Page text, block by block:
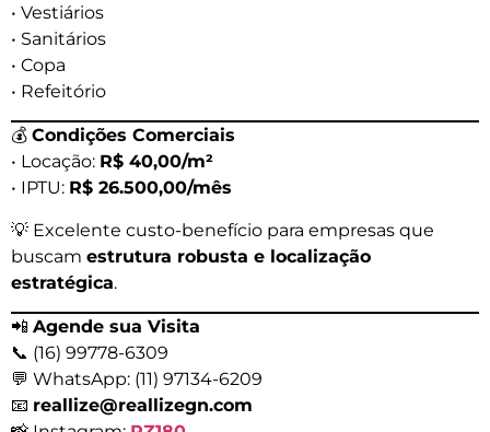
• Vestiários
• Sanitários
• Copa
• Refeitório
💰 Condições Comerciais
• Locação: R$ 40,00/m²
• IPTU: R$ 26.500,00/mês
💡 Excelente custo-benefício para empresas que
buscam estrutura robusta e localização
estratégica.
📲 Agende sua Visita
📞 (16) 99778-6309
💬 WhatsApp: (11) 97134-6209
📧 reallize@reallizegn.com